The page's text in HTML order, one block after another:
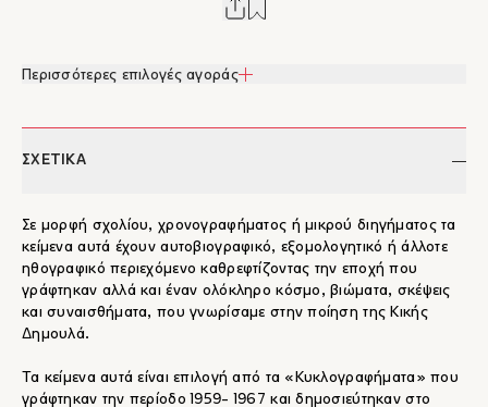
Περισσότερες επιλογές αγοράς
ΣΧΕΤΙΚΑ
Σε μορφή σχολίου, χρονογραφήματος ή μικρού διηγήματος τα
κείμενα αυτά έχουν αυτοβιογραφικό, εξομολογητικό ή άλλοτε
ηθογραφικό περιεχόμενο καθρεφτίζοντας την εποχή που
γράφτηκαν αλλά και έναν ολόκληρο κόσμο, βιώματα, σκέψεις
και συναισθήματα, που γνωρίσαμε στην ποίηση της Κικής
Δημουλά.
Τα κείμενα αυτά είναι επιλογή από τα «Κυκλογραφήματα» που
γράφτηκαν την περίοδο 1959- 1967 και δημοσιεύτηκαν στο